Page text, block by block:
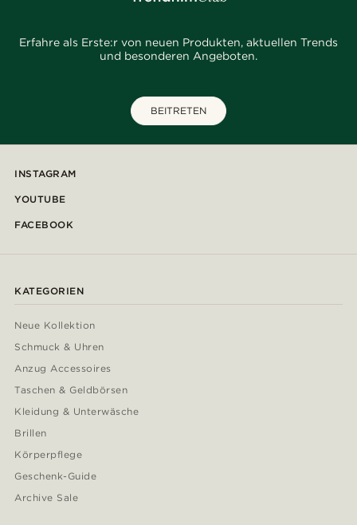
Erfahre als Erste:r von neuen Produkten, aktuellen Trends
und besonderen Angeboten.
BEITRETEN
INSTAGRAM
YOUTUBE
FACEBOOK
KATEGORIEN
Neue Kollektion
Schmuck & Uhren
Anzug Accessoires
Taschen & Geldbörsen
Kleidung & Unterwäsche
Brillen
Körperpflege
Geschenk-Guide
Archive Sale